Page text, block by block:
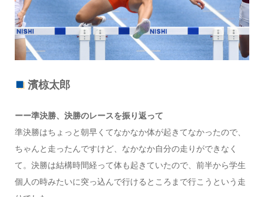
濱椋太郎
ーー準決勝、決勝のレースを振り返って
準決勝はちょっと朝早くてなかなか体が起きてなかったので、
ちゃんと走ったんですけど、なかなか自分の走りができなく
て。決勝は結構時間経って体も起きていたので、前半から学生
個人の時みたいに突っ込んで行けるところまで行こうという走